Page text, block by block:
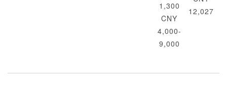
1,300
CNY
4,000-
9,000
12,027